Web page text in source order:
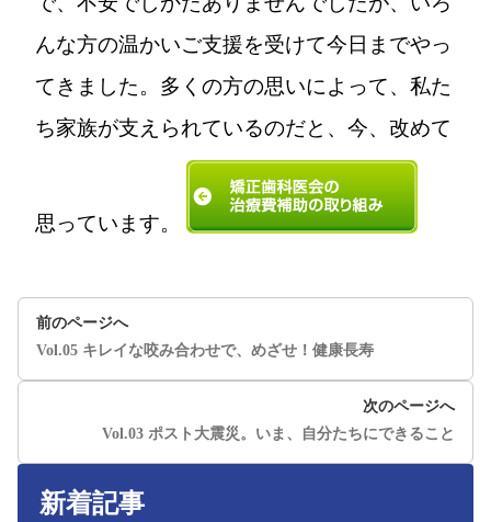
んな方の温かいご支援を受けて今日までやっ
てきました。多くの方の思いによって、私た
ち家族が支えられているのだと、今、改めて
思っています。
前のページへ
Vol.05 キレイな咬み合わせで、めざせ！健康長寿
次のページへ
Vol.03 ポスト大震災。いま、自分たちにできること
新着記事